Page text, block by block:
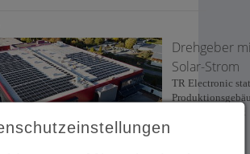
Drehgeber
Solar-Strom
TR Electronic